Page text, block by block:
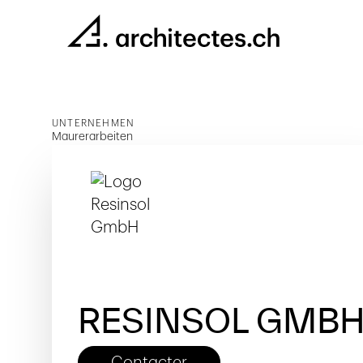
UNTERNEHMEN
Maurerarbeiten
RESINSOL GMBH